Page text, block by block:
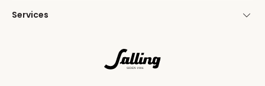
Services